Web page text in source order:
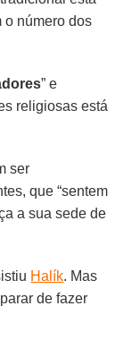
o número dos
” e
religiosas está
ser
que “sentem
a sua sede de
Halík. Mas
de fazer